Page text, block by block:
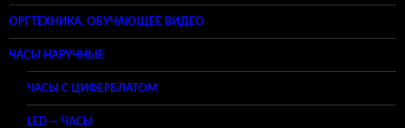
ОРГТЕХНИКА. ОБУЧАЮЩЕЕ ВИДЕО
ЧАСЫ НАРУЧНЫЕ
ЧАСЫ С ЦИФЕРБЛАТОМ
LED — ЧАСЫ